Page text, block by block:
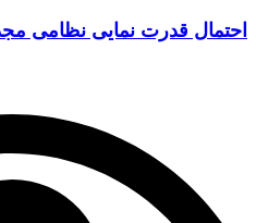
احتمال قدرت نمایی نظامی